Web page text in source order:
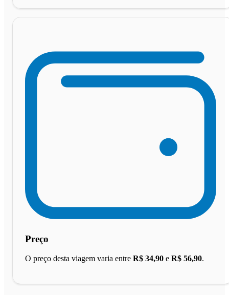
Preço
O preço desta viagem varia entre R$ 34,90 e R$ 56,90.